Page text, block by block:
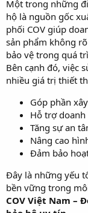
Một trong những
hộ là nguồn gốc
phối COV giúp
sản phẩm không
bảo vệ trong quá
Bên cạnh đó, việc
nhiều giá trị thiết
Góp phần
Hỗ trợ
Tăng sự an
Nâng cao
Đảm bảo
Đây là những yếu
bền vững trong
COV Việt Nam –